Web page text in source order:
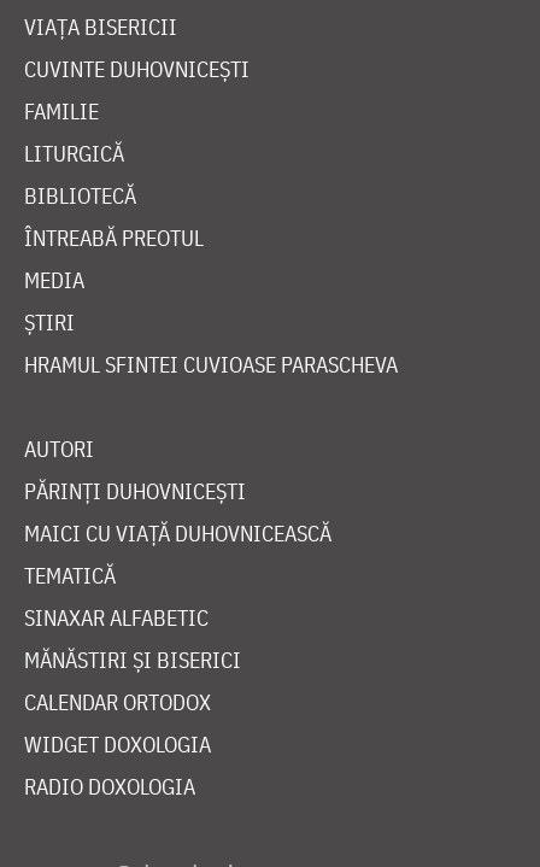
VIAȚA BISERICII
CUVINTE DUHOVNICEȘTI
FAMILIE
LITURGICĂ
BIBLIOTECĂ
ÎNTREABĂ PREOTUL
MEDIA
ȘTIRI
HRAMUL SFINTEI CUVIOASE PARASCHEVA
AUTORI
PĂRINȚI DUHOVNICEȘTI
MAICI CU VIAȚĂ DUHOVNICEASCĂ
TEMATICĂ
SINAXAR ALFABETIC
MĂNĂSTIRI ȘI BISERICI
CALENDAR ORTODOX
WIDGET DOXOLOGIA
RADIO DOXOLOGIA